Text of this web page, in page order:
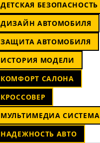
ДЕТСКАЯ БЕЗОПАСНОСТЬ
ДИЗАЙН АВТОМОБИЛЯ
ЗАЩИТА АВТОМОБИЛЯ
ИСТОРИЯ МОДЕЛИ
КОМФОРТ САЛОНА
КРОССОВЕР
МУЛЬТИМЕДИА СИСТЕМА
НАДЕЖНОСТЬ АВТО